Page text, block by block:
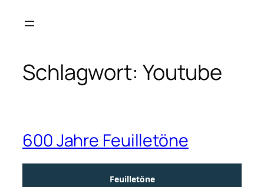
Inhalt
Schlagwort: Youtube
600 Jahre Feuilletöne